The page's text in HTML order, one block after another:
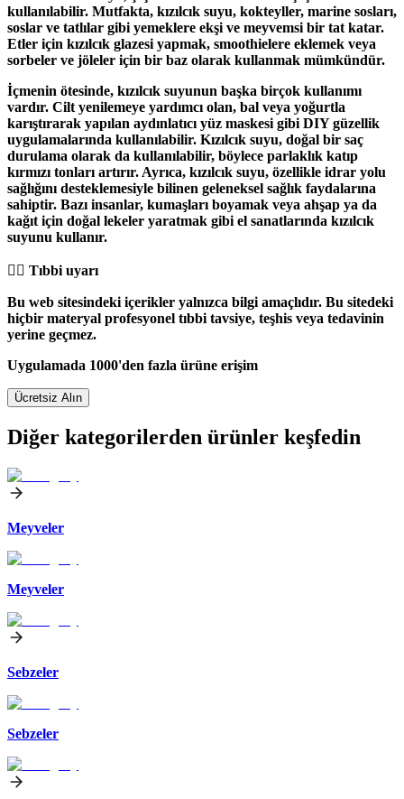
kullanılabilir. Mutfakta, kızılcık suyu, kokteyller, marine sosları,
soslar ve tatlılar gibi yemeklere ekşi ve meyvemsi bir tat katar.
Etler için kızılcık glazesi yapmak, smoothielere eklemek veya
sorbeler ve jöleler için bir baz olarak kullanmak mümkündür.
İçmenin ötesinde, kızılcık suyunun başka birçok kullanımı
vardır. Cilt yenilemeye yardımcı olan, bal veya yoğurtla
karıştırarak yapılan aydınlatıcı yüz maskesi gibi DIY güzellik
uygulamalarında kullanılabilir. Kızılcık suyu, doğal bir saç
durulama olarak da kullanılabilir, böylece parlaklık katıp
kırmızı tonları artırır. Ayrıca, kızılcık suyu, özellikle idrar yolu
sağlığını desteklemesiyle bilinen geleneksel sağlık faydalarına
sahiptir. Bazı insanlar, kumaşları boyamak veya ahşap ya da
kağıt için doğal lekeler yaratmak gibi el sanatlarında kızılcık
suyunu kullanır.
👨‍⚕️️ Tıbbi uyarı
Bu web sitesindeki içerikler yalnızca bilgi amaçlıdır. Bu sitedeki
hiçbir materyal profesyonel tıbbi tavsiye, teşhis veya tedavinin
yerine geçmez.
Uygulamada 1000'den fazla ürüne erişim
Ücretsiz Alın
Diğer kategorilerden ürünler keşfedin
Meyveler
Meyveler
Sebzeler
Sebzeler